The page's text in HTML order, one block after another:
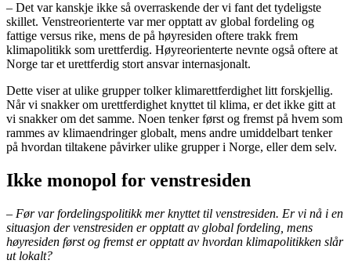
– Det var kanskje ikke så overraskende der vi fant det tydeligste
skillet. Venstreorienterte var mer opptatt av global fordeling og
fattige versus rike, mens de på høyresiden oftere trakk frem
klimapolitikk som urettferdig. Høyreorienterte nevnte også oftere at
Norge tar et urettferdig stort ansvar internasjonalt.
Dette viser at ulike grupper tolker klimarettferdighet litt forskjellig.
Når vi snakker om urettferdighet knyttet til klima, er det ikke gitt at
vi snakker om det samme. Noen tenker først og fremst på hvem som
rammes av klimaendringer globalt, mens andre umiddelbart tenker
på hvordan tiltakene påvirker ulike grupper i Norge, eller dem selv.
Ikke monopol for venstresiden
– Før var fordelingspolitikk mer knyttet til venstresiden. Er vi nå i en
situasjon der venstresiden er opptatt av global fordeling, mens
høyresiden først og fremst er opptatt av hvordan klimapolitikken slår
ut lokalt?